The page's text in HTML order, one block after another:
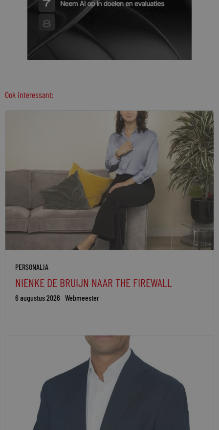
Ook interessant:
PERSONALIA
NIENKE DE BRUIJN NAAR THE FIREWALL
6 augustus 2026 Webmeester